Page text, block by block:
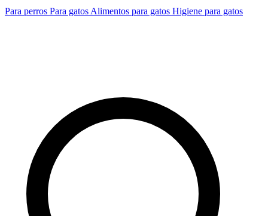
Para perros Para gatos Alimentos para gatos Higiene para gatos